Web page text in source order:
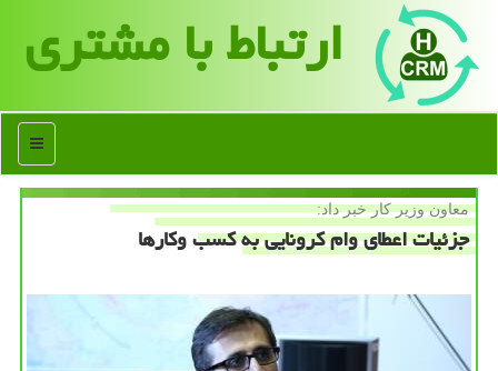
ارتباط با مشتری
منو
معاون وزیر كار خبر داد:
جزئیات اعطای وام كرونایی به كسب وكارها